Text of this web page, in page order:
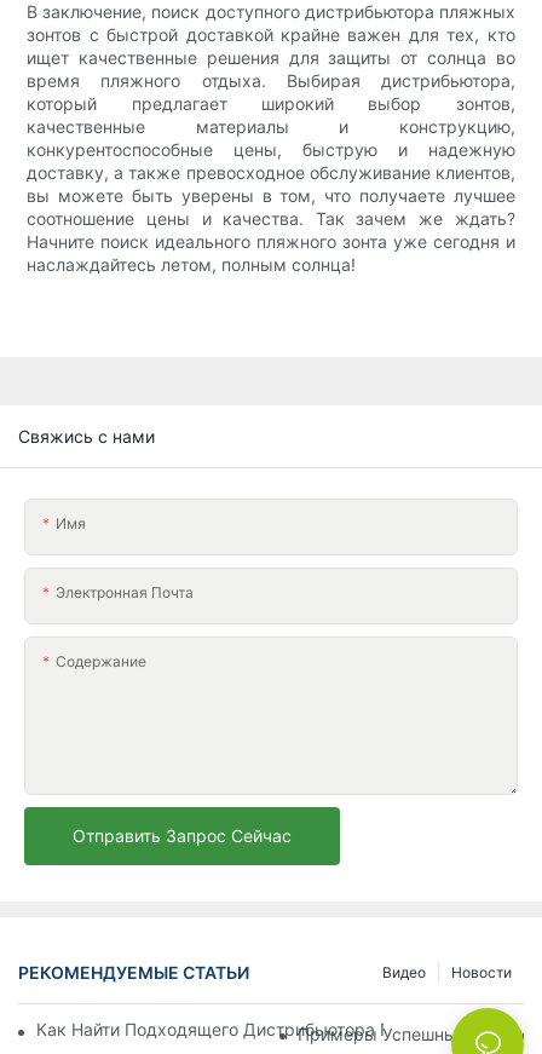
В заключение, поиск доступного дистрибьютора пляжных
зонтов с быстрой доставкой крайне важен для тех, кто
ищет качественные решения для защиты от солнца во
время пляжного отдыха. Выбирая дистрибьютора,
который предлагает широкий выбор зонтов,
качественные материалы и конструкцию,
конкурентоспособные цены, быструю и надежную
доставку, а также превосходное обслуживание клиентов,
вы можете быть уверены в том, что получаете лучшее
соотношение цены и качества. Так зачем же ждать?
Начните поиск идеального пляжного зонта уже сегодня и
наслаждайтесь летом, полным солнца!
Свяжись с нами
Имя
Электронная Почта
Содержание
Отправить Запрос Сейчас
РЕКОМЕНДУЕМЫЕ СТАТЬИ Новости
Видео
Как Найти Подходящего Дистрибьютора Пляжных Зонтов
Примеры Успешных